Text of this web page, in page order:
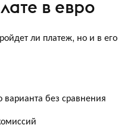
в евро
ли платеж, но и в его
без сравнения